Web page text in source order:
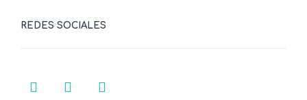
REDES SOCIALES